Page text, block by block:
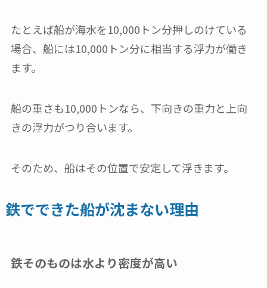
たとえば船が海水を10,000トン分押しのけている
場合、船には10,000トン分に相当する浮力が働き
ます。
船の重さも10,000トンなら、下向きの重力と上向
きの浮力がつり合います。
そのため、船はその位置で安定して浮きます。
鉄でできた船が沈まない理由
鉄そのものは水より密度が高い